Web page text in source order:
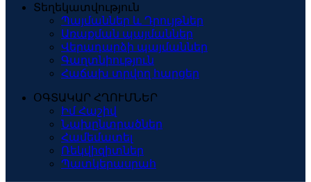
Տեղեկատվություն
Պայմաններ և Դրույթներ
Առաքման պայմաններ
Վերադարձի պայմաններ
Գաղտնիություն
Հաճախ տրվող հարցեր
ՕԳՏԱԿԱՐ ՀՂՈՒՄՆԵՐ
Իմ Հաշիվ
Նախընտրածներ
Համեմատել
Ռեկվիզիտներ
Պատկերասրահ